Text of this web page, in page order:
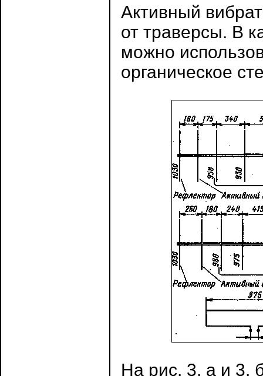
Активный
от траверсы. В
можно
органическое
На рис. 3, а и 3,